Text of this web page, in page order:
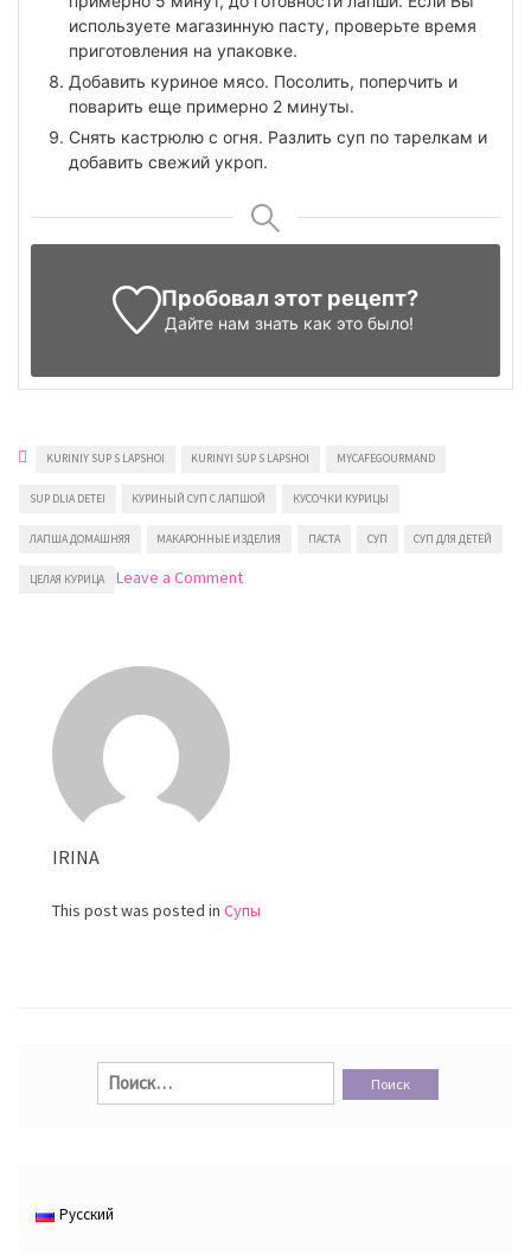
используете магазинную пасту, проверьте время
приготовления на упаковке.
Добавить куриное мясо. Посолить, поперчить и
поварить еще примерно 2 минуты.
Снять кастрюлю с огня. Разлить суп по тарелкам и
добавить свежий укроп.
Пробовал этот рецепт?
Дайте нам знать как это было!
KURINIY SUP S LAPSHOI KURINYI SUP S LAPSHOI MYCAFEGOURMAND
SUP DLIA DETEI КУРИНЫЙ СУП С ЛАПШОЙ КУСОЧКИ КУРИЦЫ
ЛАПША ДОМАШНЯЯ МАКАРОННЫЕ ИЗДЕЛИЯ ПАСТА СУП СУП ДЛЯ ДЕТЕЙ
ЦЕЛАЯ КУРИЦА Leave a Commenton
IRINA
This post was posted in Супы
Найти:
Русский